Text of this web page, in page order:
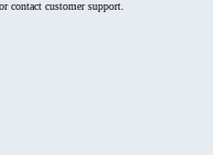
contact customer support.